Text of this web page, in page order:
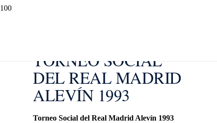
TORNEO SOCIAL
DEL REAL MADRID
ALEVÍN 1993
Torneo Social del Real Madrid Alevín 1993